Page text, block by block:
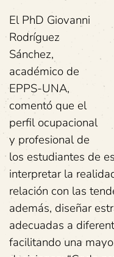
El PhD Giovanni
Rodríguez
Sánchez,
académico de
EPPS-UNA,
comentó que el
perfil ocupacional
y profesional de
los estudiantes de
interpretar la
relación con las
además, diseñar
adecuadas a
facilitando una